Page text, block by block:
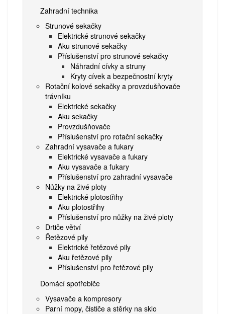
Zahradní technika
Strunové sekačky
Elektrické strunové sekačky
Aku strunové sekačky
Příslušenství pro strunové sekačky
Náhradní cívky a struny
Kryty cívek a bezpečnostní kryty
Rotační kolové sekačky a provzdušňovače
trávníku
Elektrické sekačky
Aku sekačky
Provzdušňovače
Příslušenství pro rotační sekačky
Zahradní vysavače a fukary
Elektrické vysavače a fukary
Aku vysavače a fukary
Příslušenství pro zahradní vysavače
Nůžky na živé ploty
Elektrické plotostřihy
Aku plotostřihy
Příslušenství pro nůžky na živé ploty
Drtiče větví
Řetězové pily
Elektrické řetězové pily
Aku řetězové pily
Příslušenství pro řetězové pily
Domácí spotřebiče
Vysavače a kompresory
Parní mopy, čističe a stěrky na sklo